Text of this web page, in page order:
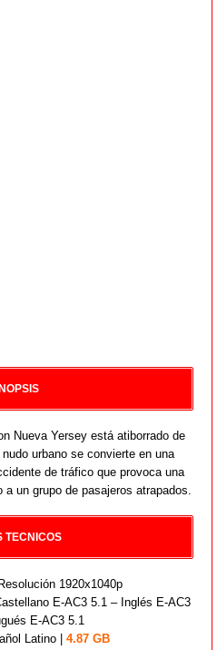
Nueva Yersey está atiborrado de
urbano se convierte en una
de tráfico que provoca una
un grupo de pasajeros atrapados.
TECNICOS
1920x1040p
E-AC3 5.1 – Inglés E-AC3
E-AC3 5.1
Latino | 4.87 GB